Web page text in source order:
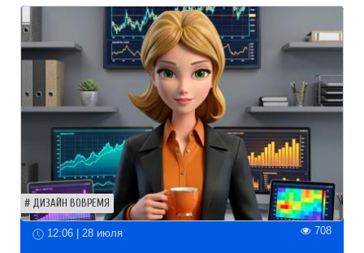
ДИЗАЙН ВОВРЕМЯ
12:06 | 28 июля 708